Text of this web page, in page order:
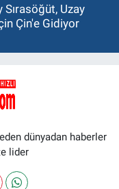
Uzay
Çin'e Gidiyor
dünyadan haberler
lider